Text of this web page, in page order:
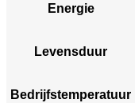
Energie
Levensduur
Bedrijfstemperatuur